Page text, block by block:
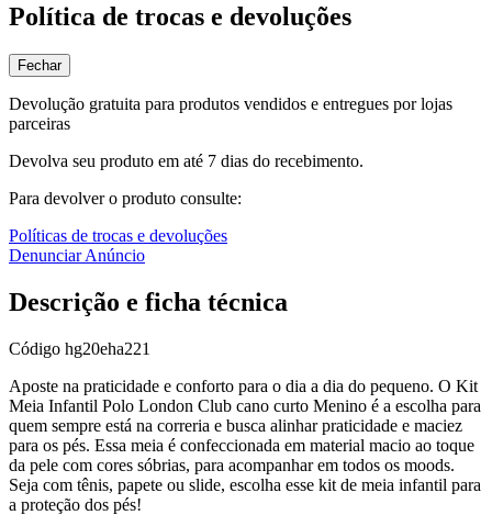
Política de trocas e devoluções
Fechar
Devolução gratuita para produtos vendidos e entregues por lojas
parceiras
Devolva seu produto em até 7 dias do recebimento.
Para devolver o produto consulte:
Políticas de trocas e devoluções
Denunciar Anúncio
Descrição e ficha técnica
Código hg20eha221
Aposte na praticidade e conforto para o dia a dia do pequeno. O Kit
Meia Infantil Polo London Club cano curto Menino é a escolha para
quem sempre está na correria e busca alinhar praticidade e maciez
para os pés. Essa meia é confeccionada em material macio ao toque
da pele com cores sóbrias, para acompanhar em todos os moods.
Seja com tênis, papete ou slide, escolha esse kit de meia infantil para
a proteção dos pés!